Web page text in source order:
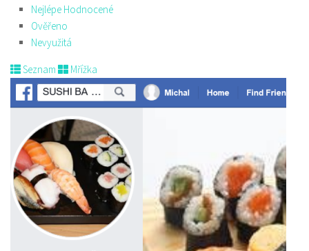
Nejlépe Hodnocené
Ověřeno
Nevyužitá
Seznam Mřížka